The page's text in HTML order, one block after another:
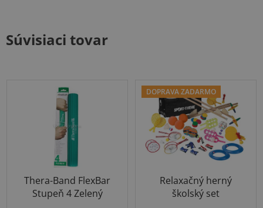
Súvisiaci tovar
Thera-Band FlexBar
Stupeň 4 Zelený
DOPRAVA ZADARMO
Relaxačný herný
školský set